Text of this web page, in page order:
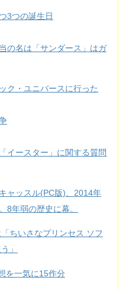
3つの誕生日
の名は「サンダース」はガ
ク・ユニバースに行った
イースター」に関する質問
ャッスル(PC版)、2014年
8年弱の歴史に幕。
ちいさなプリンセス ソフ
」
を一気に15作分